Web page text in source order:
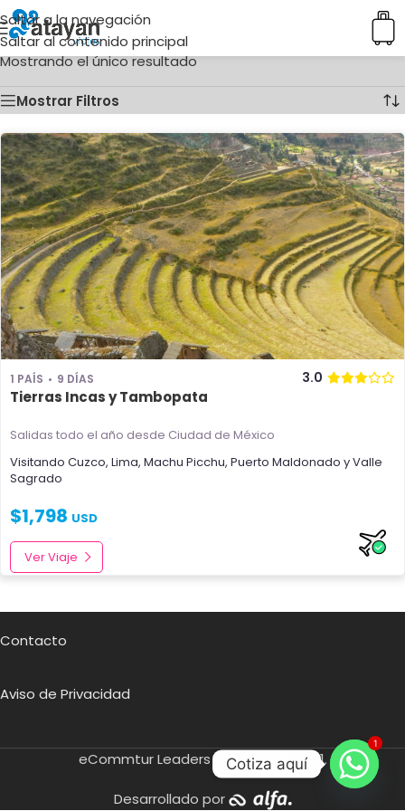
Saltar a la navegación
Saltar al contenido principal
Inicio/Ciudades del producto
Mostrando el único resultado
Mostrar Filtros
1 PAÍS 9 DÍAS 3.0
Tierras Incas y Tambopata
Salidas todo el año desde Ciudad de México
Visitando Cuzco, Lima, Machu Picchu, Puerto Maldonado yValle
Sagrado
$1,798 USD
Ver Viaje
Contacto
Aviso de Privacidad
eCommtur Leaders SA de CV 2021.
Desarrollado por
1
Cotiza aquí